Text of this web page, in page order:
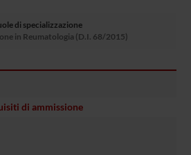
di specializzazione
in Reumatologia (D.I. 68/2015)
di ammissione